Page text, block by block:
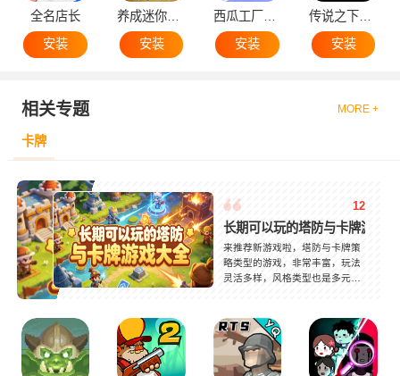
全名店长
安装
安装
安装
安装
相关专题 MORE +
卡牌
12
长期可以玩的塔防与卡牌游戏
来推荐新游戏啦，塔防与卡牌策
略类型的游戏，非常丰富，玩法
灵活多样，风格类型也是多元
适合玩家们利用闲暇时间进行游
玩，考验玩家们多方面的思维运
转能力，特别有趣。喜欢的玩家
们快来下载体验吧！